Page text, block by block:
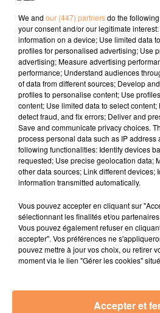
Site internet :https://www.ags-
Page Faebook :AGS Performance
Téléphone :09 52 53 62 09
TITRES DIFFUSÉS
13h35
13h35
OCELVY
13h31
13h31
KOOL AND THE
Fresh
We and our (447) partnersdo the
your consent and/or our legitimate
information on a device; Use limited data
profiles for personalised advertising; Use
advertising; Measure advertising
performance; Understand audiences
of data from different sources; Develop
profiles to personalise content; Use
content; Use limited data to select
detect fraud, and fix errors; Deliver and
Save and communicate privacy choices.
process personal data such as IP address
following functionalities: Identify devices
requested; Use precise geolocation data;
other data sources; Link different devices;
information transmitted automatically.
Vous pouvez accepter en cliquant sur
sélectionnant les finalités et/ou
Vous pouvez également refuser en
accepter". Vos préférences ne
pouvez mettre à jour vos choix, ou retirer
moment via le lien "Gérer les cookies"
Accepter et